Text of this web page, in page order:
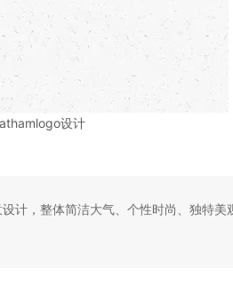
设计
计，整体简洁大气、个性时尚、独特美